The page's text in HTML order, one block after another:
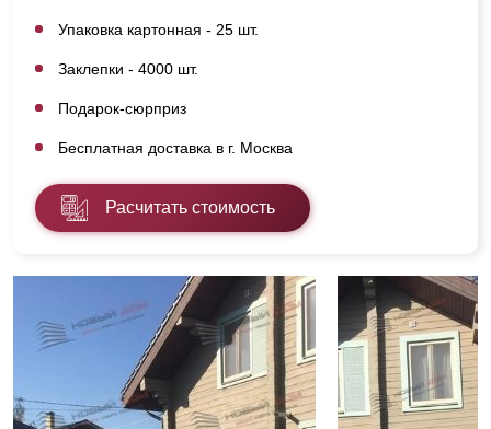
Упаковка картонная - 25 шт.
Заклепки - 4000 шт.
Подарок-сюрприз
Бесплатная доставка в г. Москва
Расчитать стоимость